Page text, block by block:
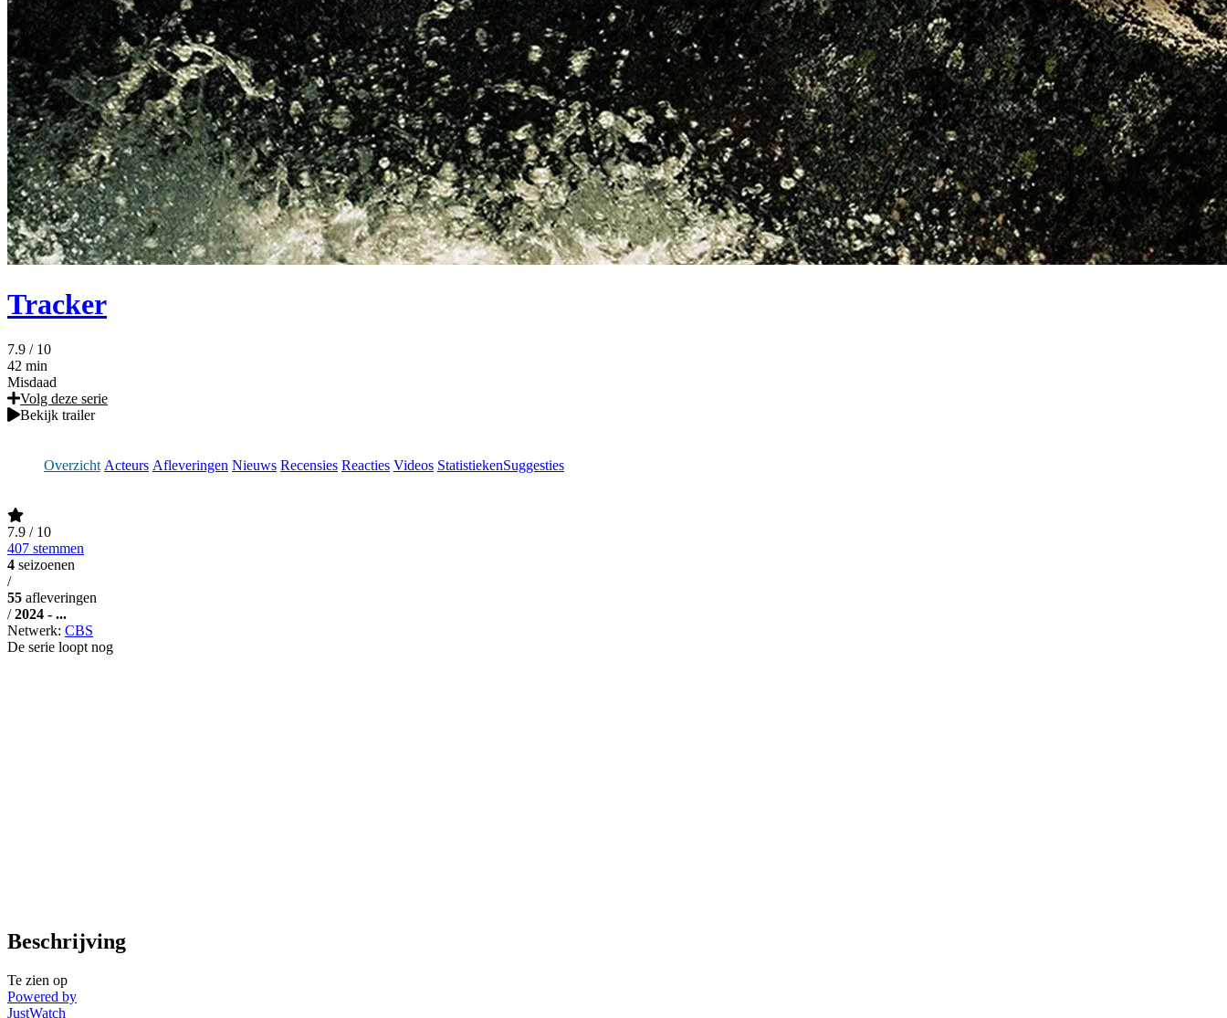
Tracker
7.9 / 10
42 min
Misdaad
Volg deze serie
Bekijk trailer
Overzicht Acteurs Afleveringen Nieuws Recensies Reacties Videos StatistiekenSuggesties
7.9 / 10
407 stemmen
4 seizoenen
/
55 afleveringen
/ 2024 - ...
Netwerk: CBS
De serie loopt nog
Beschrijving
Te zien op
Powered by
JustWatch